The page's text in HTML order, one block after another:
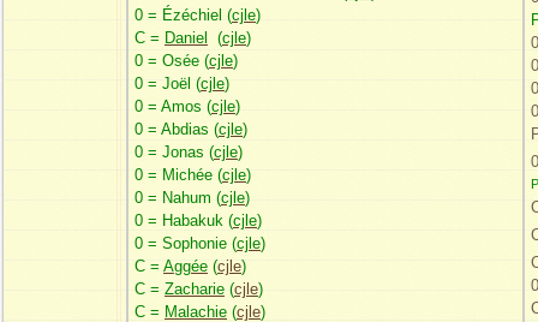
0 = Ézéchiel (cjle)
C = Daniel (cjle)
0 = Osée (cjle)
0 = Joël (cjle)
0 = Amos (cjle)
0 = Abdias (cjle)
0 = Jonas (cjle)
0 = Michée (cjle)
0 = Nahum (cjle)
0 = Habakuk (cjle)
0 = Sophonie (cjle)
C = Aggée (cjle)
C = Zacharie (cjle)
C = Malachie (cjle)